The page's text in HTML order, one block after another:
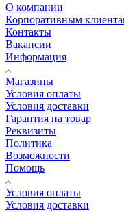
О компании
Корпоративным
Контакты
Вакансии
Информация
Магазины
Условия оплаты
Условия доставки
Гарантия на товар
Реквизиты
Политика
Возможности
Помощь
Условия оплаты
Условия доставки